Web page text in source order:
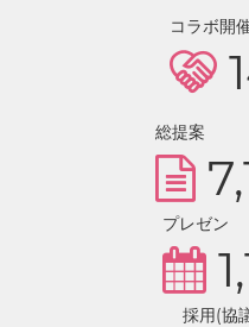
コラボ開
総提案
プレゼン
採用(協